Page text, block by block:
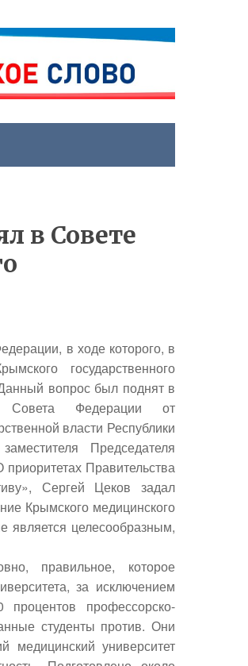
в Совете
в ходе которого, в
государственного
вопрос был поднят в
Совета Федерации от
власти Республики
Председателя
Правительства
Сергей Цеков задал
Крымского медицинского
является целесообразным,
правильное, которое
за исключением
профессорско-
студенты против. Они
медицинский университет